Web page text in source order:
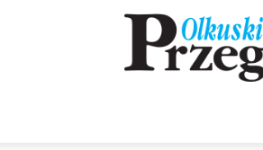
Przegląd
Olkuski